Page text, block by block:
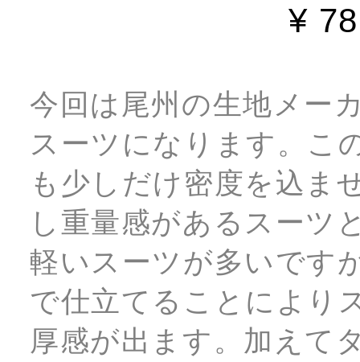
¥
今回は尾州の生地メー
スーツになります。こ
も少しだけ密度を込ま
し重量感があるスーツ
軽いスーツが多いです
で仕立てることにより
厚感が出ます。加えて